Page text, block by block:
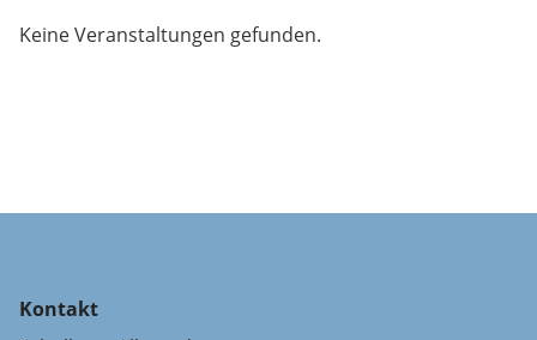
Keine Veranstaltungen gefunden.
Kontakt